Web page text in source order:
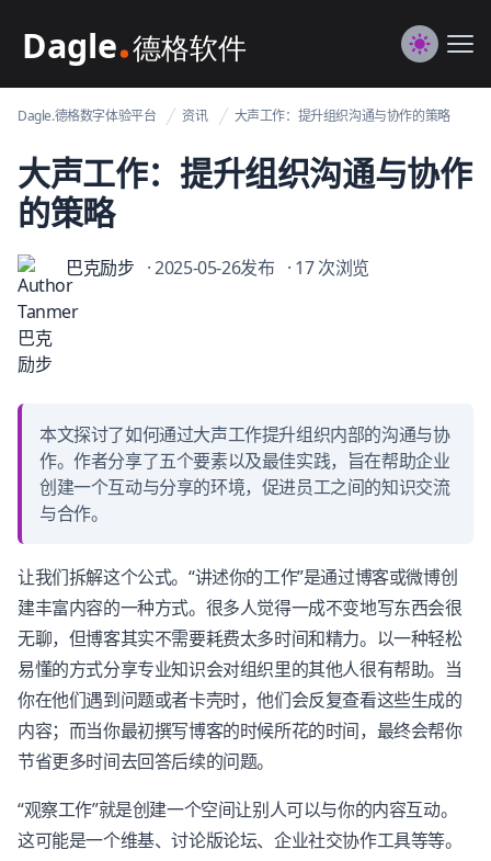
Dagle@数字体验管理
Switch
Dagle.德格数字体验平台 资讯 大声工作：提升组织沟通与协作的策略
大声工作：提升组织沟通与协作
的策略
巴克励步 · 2025-05-26发布 · 17 次浏览
本文探讨了如何通过大声工作提升组织内部的沟通与协
作。作者分享了五个要素以及最佳实践，旨在帮助企业
创建一个互动与分享的环境，促进员工之间的知识交流
与合作。
让我们拆解这个公式。“讲述你的工作”是通过博客或微博创
建丰富内容的一种方式。很多人觉得一成不变地写东西会很
无聊，但博客其实不需要耗费太多时间和精力。以一种轻松
易懂的方式分享专业知识会对组织里的其他人很有帮助。当
你在他们遇到问题或者卡壳时，他们会反复查看这些生成的
内容；而当你最初撰写博客的时候所花的时间，最终会帮你
节省更多时间去回答后续的问题。
“观察工作”就是创建一个空间让别人可以与你的内容互动。
这可能是一个维基、讨论版论坛、企业社交协作工具等等。